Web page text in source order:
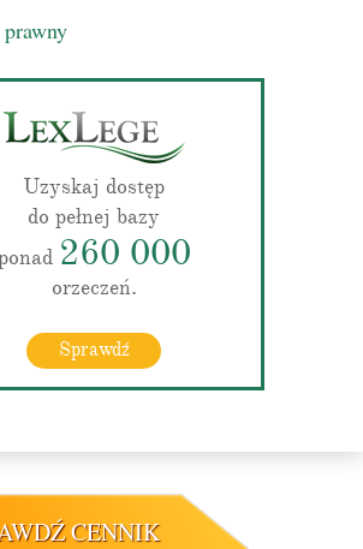
Uzyskaj dostęp
do pełnej bazy
260 000
orzeczeń.
Sprawdź
CENNIK